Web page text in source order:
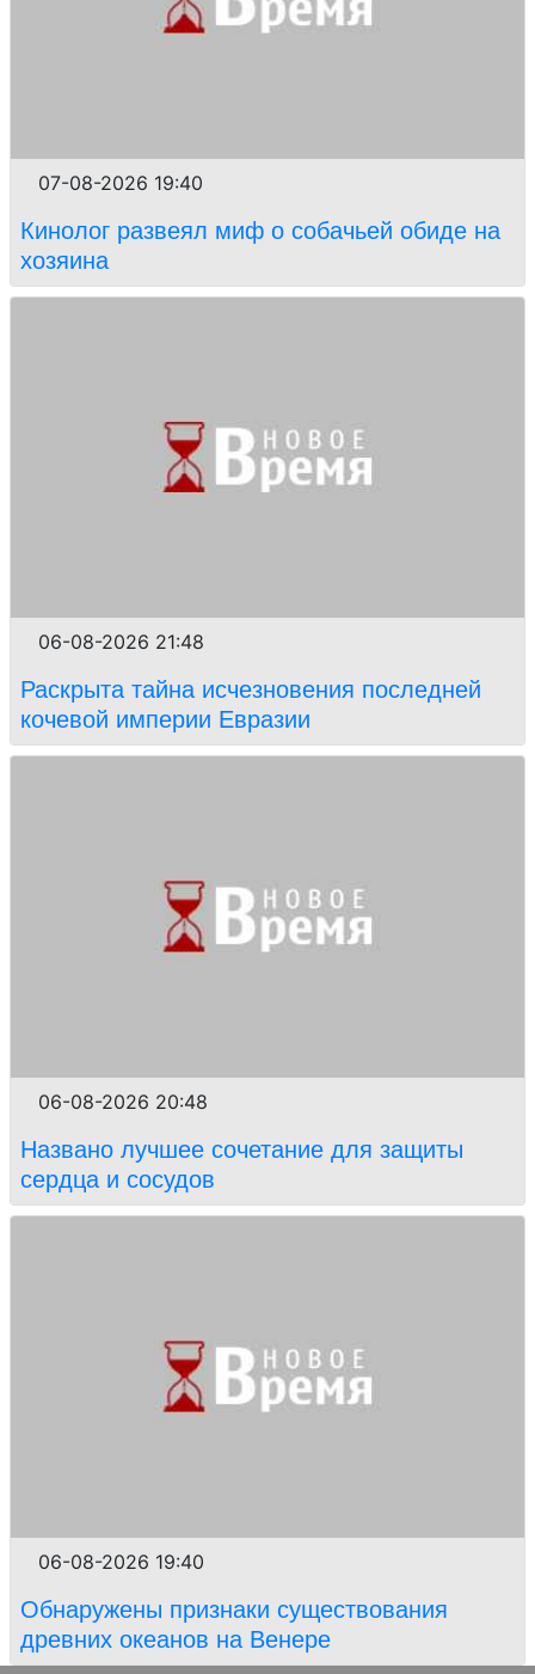
07-08-2026 19:40
Кинолог развеял миф о собачьей обиде на
хозяина
06-08-2026 21:48
Раскрыта тайна исчезновения последней
кочевой империи Евразии
06-08-2026 20:48
Названо лучшее сочетание для защиты
сердца и сосудов
06-08-2026 19:40
Обнаружены признаки существования
древних океанов на Венере